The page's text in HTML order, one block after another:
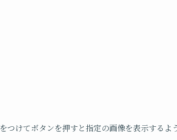
つけてボタンを押すと指定の画像を表示するよ